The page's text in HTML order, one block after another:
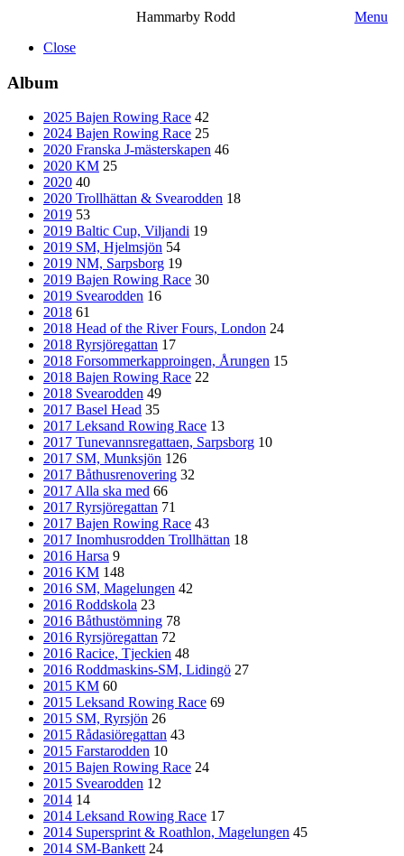
Hammarby Rodd
Menu
Close
Album
2025 Bajen Rowing Race 42
2024 Bajen Rowing Race 25
2020 Franska J-mästerskapen 46
2020 KM 25
2020 40
2020 Trollhättan & Svearodden 18
2019 53
2019 Baltic Cup, Viljandi 19
2019 SM, Hjelmsjön 54
2019 NM, Sarpsborg 19
2019 Bajen Rowing Race 30
2019 Svearodden 16
2018 61
2018 Head of the River Fours, London 24
2018 Ryrsjöregattan 17
2018 Forsommerkapproingen, Årungen 15
2018 Bajen Rowing Race 22
2018 Svearodden 49
2017 Basel Head 35
2017 Leksand Rowing Race 13
2017 Tunevannsregattaen, Sarpsborg 10
2017 SM, Munksjön 126
2017 Båthusrenovering 32
2017 Alla ska med 66
2017 Ryrsjöregattan 71
2017 Bajen Rowing Race 43
2017 Inomhusrodden Trollhättan 18
2016 Harsa 9
2016 KM 148
2016 SM, Magelungen 42
2016 Roddskola 23
2016 Båthustömning 78
2016 Ryrsjöregattan 72
2016 Racice, Tjeckien 48
2016 Roddmaskins-SM, Lidingö 27
2015 KM 60
2015 Leksand Rowing Race 69
2015 SM, Ryrsjön 26
2015 Rådasiöregattan 43
2015 Farstarodden 10
2015 Bajen Rowing Race 24
2015 Svearodden 12
2014 14
2014 Leksand Rowing Race 17
2014 Supersprint & Roathlon, Magelungen 45
2014 SM-Bankett 24